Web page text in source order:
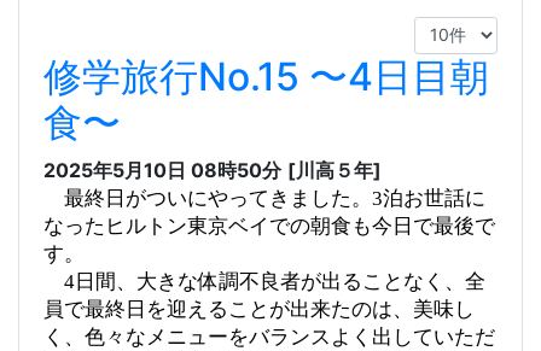
修学旅行No.15 〜4日目朝
食〜
2025年5月10日 08時50分 [川高５年]
最終日がついにやってきました。3泊お世話に
なったヒルトン東京ベイでの朝食も今日で最後で
す。
4日間、大きな体調不良者が出ることなく、全
員で最終日を迎えることが出来たのは、美味し
く、色々なメニューをバランスよく出していただ